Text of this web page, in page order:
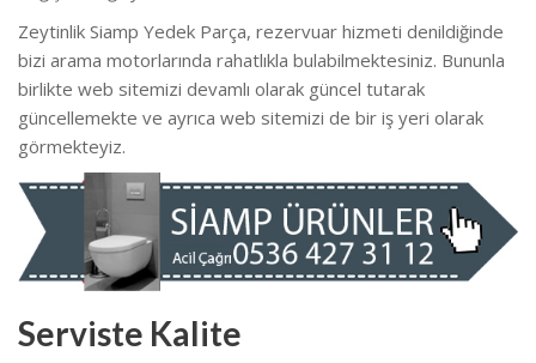
Zeytinlik Siamp Yedek Parça, rezervuar hizmeti denildiğinde
bizi arama motorlarında rahatlıkla bulabilmektesiniz. Bununla
birlikte web sitemizi devamlı olarak güncel tutarak
güncellemekte ve ayrıca web sitemizi de bir iş yeri olarak
görmekteyiz.
Serviste Kalite